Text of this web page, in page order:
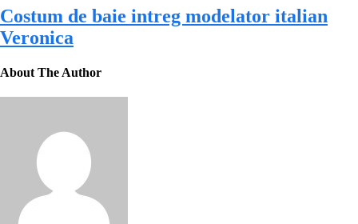
Costum de baie intreg modelator italian
Veronica
About The Author